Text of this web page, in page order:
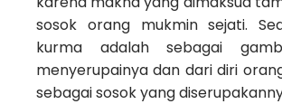
sosok orang mukmin sejati.
kurma adalah sebagai
menyerupainya dan dari diri
sebagai sosok yang